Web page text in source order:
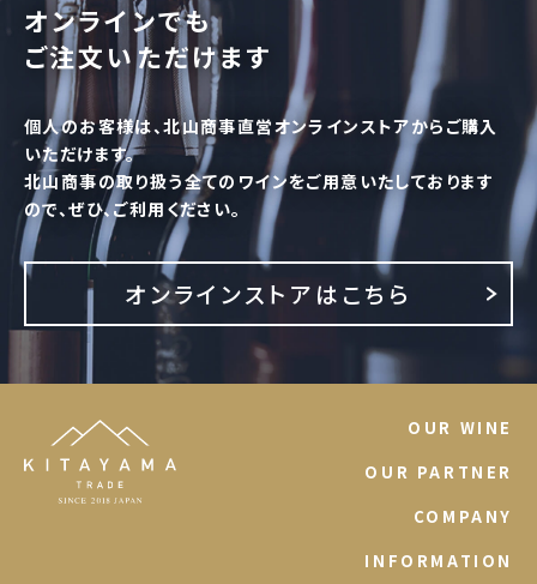
オンラインでも
ご注文いただけます
個人のお客様は、北山商事直営オンラインストアからご購入
いただけます。
北山商事の取り扱う全てのワインをご用意いたしております
ので、ぜひ、ご利用ください。
オンラインストアはこちら
OUR WINE
OUR PARTNER
COMPANY
INFORMATION